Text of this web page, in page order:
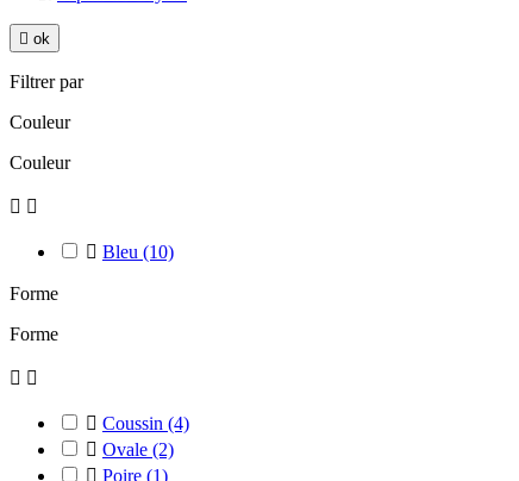
 ok
Filtrer par
Couleur
Couleur
 
 Bleu (10)
Forme
Forme
 
 Coussin (4)
 Ovale (2)
 Poire (1)